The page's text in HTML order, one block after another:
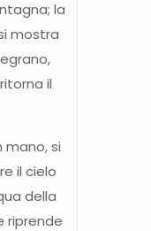
la
mostra
il
mano, si
il cielo
della
riprende